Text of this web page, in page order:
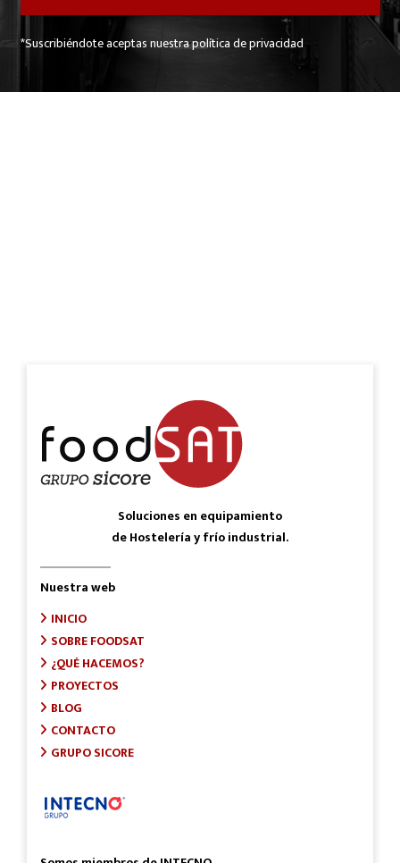
*Suscribiéndote aceptas nuestra política de privacidad
Soluciones en equipamiento
de Hostelería y frío industrial.
Nuestra web
INICIO
SOBRE FOODSAT
¿QUÉ HACEMOS?
PROYECTOS
BLOG
CONTACTO
GRUPO SICORE